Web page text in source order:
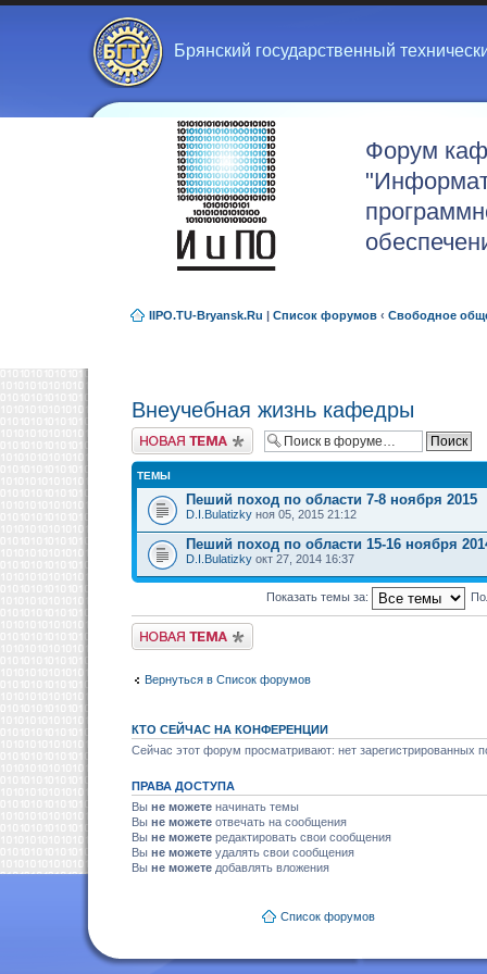
Брянский государственный
Форум
IIPO.TU-Bryansk.Ru | Список форумов ‹ Свободное
Внеучебная жизнь кафедры
Новая тема
ТЕМЫ
Пеший поход по области 7-8 ноября 2015
D.I.Bulatizky ноя 05, 2015 21:12
Пеший поход по области 15-16 ноября
D.I.Bulatizky окт 27, 2014 16:37
Показать темы за:
Новая тема
Вернуться в Список форумов
КТО СЕЙЧАС НА КОНФЕРЕНЦИИ
Сейчас этот форум просматривают: нет зарегистрированных
ПРАВА ДОСТУПА
Вы не можете начинать темы
Вы не можете отвечать на сообщения
Вы не можете редактировать свои сообщения
Вы не можете удалять свои сообщения
Вы не можете добавлять вложения
Список форумов